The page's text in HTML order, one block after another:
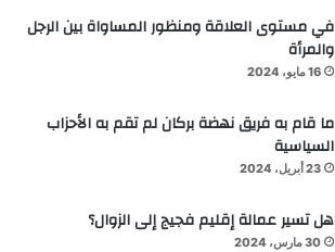
في مستوى العلاقة ومنظور المساواة بين الرجل
والمرأة
16 مايو، 2024
ما قام به فريق نهضة بركان لم تقم به الأحزاب
السياسية
23 أبريل، 2024
هل تسير عمالة إقليم فجيج إلى الزوال؟
30 مارس، 2024